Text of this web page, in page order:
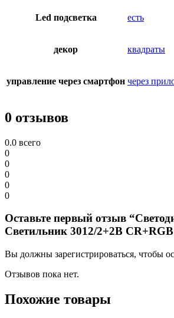
Led подсветка есть
декор квадраты
управление через смартфон через
0 отзывов
0.0 всего
0
0
0
0
0
Оставьте первый отзыв
Светильник 3012/2+2B
Вы должны зарегистрироваться, чтобы
Отзывов пока нет.
Похожие товары